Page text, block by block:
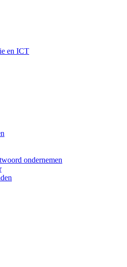
en ICT
ondernemen